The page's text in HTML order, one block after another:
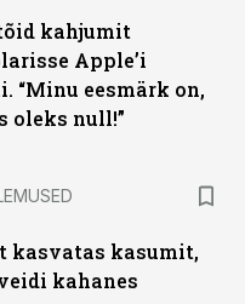
kahjumit
Apple’i
“Minu eesmärk on,
oleks null!”
kasvatas kasumit,
kahanes